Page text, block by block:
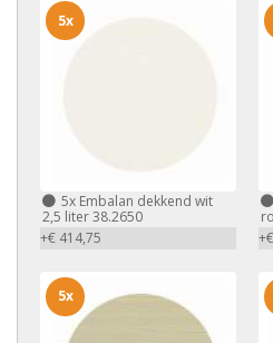
5x Embalan dekkend wit
2,5 liter 38.2650
+€ 414,75
5x
5x